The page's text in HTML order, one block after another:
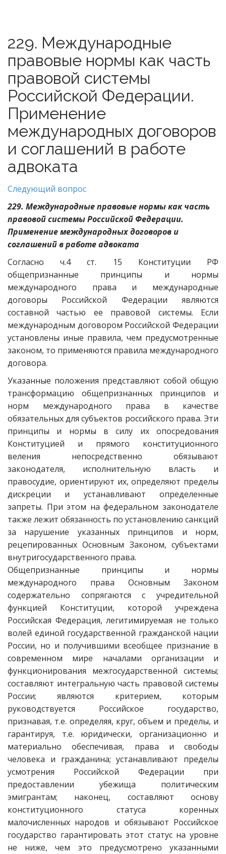
229. Международные
правовые нормы как часть
правовой системы
Российской Федерации.
Применение
международных договоров
и соглашений в работе
адвоката
Следующий вопрос
229. Международные правовые нормы как часть
правовой системы Российской Федерации.
Применение международных договоров и
соглашений в работе адвоката
Согласно ч.4 ст. 15 Конституции РФ
общепризнанные принципы и нормы
международного права и международные
договоры Российской Федерации являются
составной частью ее правовой системы. Если
международным договором Российской Федерации
установлены иные правила, чем предусмотренные
законом, то применяются правила международного
договора.
Указанные положения представляют собой общую
трансформацию общепризнанных принципов и
норм международного права в качестве
обязательных для субъектов российского права. Эти
принципы и нормы в силу их опосредования
Конституцией и прямого конституционного
веления непосредственно обязывают
законодателя, исполнительную власть и
правосудие, ориентируют их, определяют пределы
дискреции и устанавливают определенные
запреты. При этом на федеральном законодателе
также лежит обязанность по установлению санкций
за нарушение указанных принципов и норм,
рецепированных Основным Законом, субъектами
внутригосударственного права.
Общепризнанные принципы и нормы
международного права Основным Законом
содержательно сопрягаются с учредительной
функцией Конституции, которой учреждена
Российская Федерация, легитимируемая не только
волей единой государственной гражданской нации
России, но и получившими всеобщее признание в
современном мире началами организации и
функционирования межгосударственной системы;
составляют интегральную часть правовой системы
России; являются критерием, которым
руководствуется Российское государство,
признавая, т.е. определяя, круг, объем и пределы, и
гарантируя, т.е. юридически, организационно и
материально обеспечивая, права и свободы
человека и гражданина; устанавливают пределы
усмотрения Российской Федерации при
предоставлении убежища политическим
эмигрантам; наконец, составляют основу
конституционного статуса коренных
малочисленных народов и обязывают Российское
государство гарантировать этот статус на уровне
не ниже, чем это предусмотрено указанными